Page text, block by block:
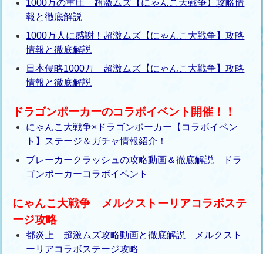
1000万の重圧 超激ムズ【にゃんこ大戦争】攻略情
報と徹底解説
1000万人に感謝！超激ムズ【にゃんこ大戦争】攻略
情報と徹底解説
日本侵略1000万 超激ムズ【にゃんこ大戦争】攻略
情報と徹底解説
ドラゴンポーカーのコラボイベント開催！！
にゃんこ大戦争×ドラゴンポーカー【コラボイベン
ト】ステージ＆ガチャ情報紹介！
ブレーカークラッシュの攻略動画＆徹底解説 ドラ
ゴンポーカーコラボイベント
にゃんこ大戦争 メルクストーリアコラボステ
ージ攻略
都炎上 超激ムズ攻略動画と徹底解説 メルクスト
ーリアコラボステージ攻略